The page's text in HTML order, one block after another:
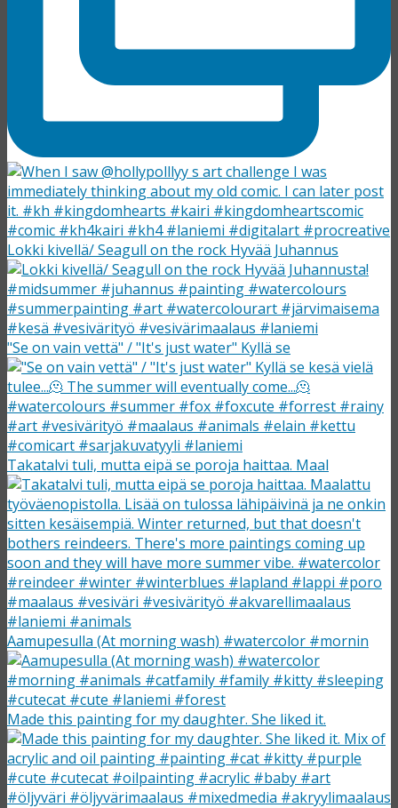
Lokki kivellä/ Seagull on the rock Hyvää Juhannus
"Se on vain vettä" / "It's just water" Kyllä se
Takatalvi tuli, mutta eipä se poroja haittaa. Maal
Aamupesulla (At morning wash) #watercolor #mornin
Made this painting for my daughter. She liked it.